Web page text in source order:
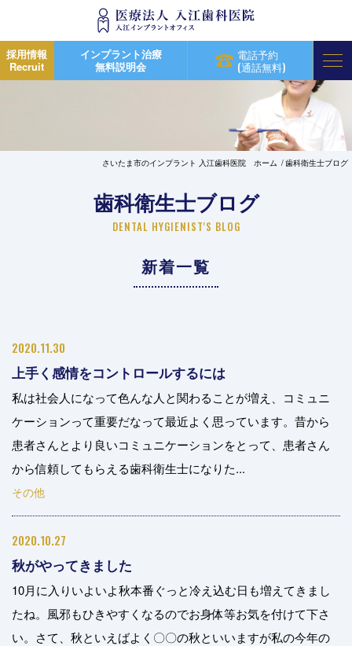
採用情報
Recruit
インプラント治療
無料説明会
電話予約
(通話無料)
さいたま市のインプラント 入江歯科医院 ホーム 歯科衛生士ブログ
歯科衛生士ブログ
DENTAL HYGIENIST'S BLOG
新着一覧
2020.11.30
上手く感情をコントロールするには
私は社会人になって色んな人と関わることが増え、コミュニ
ケーションって重要だなって最近よく思っています。昔から
患者さんとより良いコミュニケーションをとって、患者さん
から信頼してもらえる歯科衛生士になりた...
その他
2020.10.27
秋がやってきました
10月に入りいよいよ秋本番ぐっと冷え込む日も増えてきまし
たね。風邪もひきやすくなるのでお身体等お気を付けて下さ
い。さて、秋といえばよく〇〇の秋といいますが私の今年の